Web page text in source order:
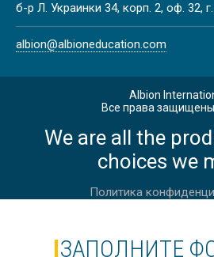
б-р Л. Украинки 34, корп. 2, оф. 32,
albion@albioneducation.com
Albion
Все права
We are all the
choices we
Политика
ЗАПОЛНИТЕ